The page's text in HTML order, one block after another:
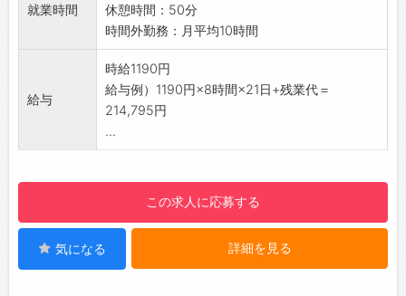
す。
【企業について】
ーを製造する自動車部品メーカーです。
・グローバルに展開し、多くの自動車メーカー
と取引するトップクラス企業です。
・自動車窓ガラスの昇降装置であるドアウィン
ンジなどの自動車の開閉機構の設計・開発・製
造・販売を行っています。
・部品メーカーの中でも、Xアーム式レギュレ
ーターとワイヤー式レギュレーターの両技術を
持つ希少なメーカーとして、国内ほぼすべての
もすぐに聞くことができ、安心してご就業いた
だけます◎
・個人の適性を見て配属となります！
【職場の雰囲気】
・和気あいあいとしていて、風通しのいい職場
オフの切り替えがしやすい職場です！
【残業少なめ！】
・残業は月10時間程度と少なめなので、ワーク
ライフバランスを整えられます◎
【やりがい】
就業時間
休憩時間：50分
時間外勤務：月平均10時間
給与
時給1190円
給与例）1190円×8時間×21日+残業代＝
214,795円
...
この求人に応募する
気になる 詳細を見る